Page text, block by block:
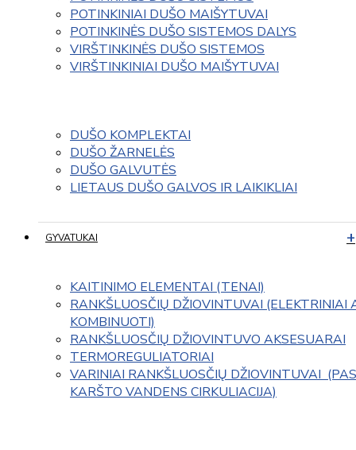
POTINKINIAI DUŠO MAIŠYTUVAI
POTINKINĖS DUŠO SISTEMOS DALYS
VIRŠTINKINĖS DUŠO SISTEMOS
VIRŠTINKINIAI DUŠO MAIŠYTUVAI
DUŠO KOMPLEKTAI
DUŠO ŽARNELĖS
DUŠO GALVUTĖS
LIETAUS DUŠO GALVOS IR LAIKIKLIAI
GYVATUKAI
KAITINIMO ELEMENTAI (TENAI)
RANKŠLUOSČIŲ DŽIOVINTUVAI (ELEKTRINIAI
KOMBINUOTI)
RANKŠLUOSČIŲ DŽIOVINTUVO AKSESUARAI
TERMOREGULIATORIAI
VARINIAI RANKŠLUOSČIŲ DŽIOVINTUVAI
KARŠTO VANDENS CIRKULIACIJA)